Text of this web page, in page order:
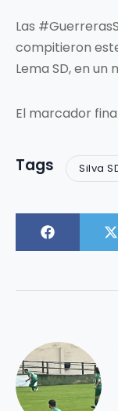
Las
compitieron
Lema SD, en un
El marcador
Tags Silva